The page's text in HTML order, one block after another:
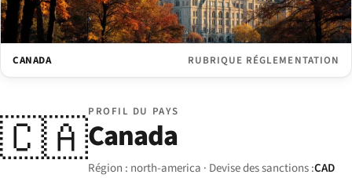
CANADA RUBRIQUE RÉGLEMENTATION
🇨🇦PROFIL DU PAYS
Canada
Région : north-america · Devise des sanctions :CAD